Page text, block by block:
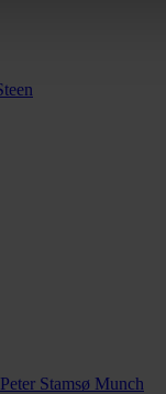
Stamsø Munch